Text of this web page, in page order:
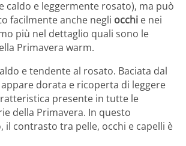
caldo e leggermente rosato), ma può
facilmente anche negli occhi e nei
più nel dettaglio quali sono le
Primavera warm.
e tendente al rosato. Baciata dal
dorata e ricoperta di leggere
presente in tutte le
della Primavera. In questo
il contrasto tra pelle, occhi e capelli è